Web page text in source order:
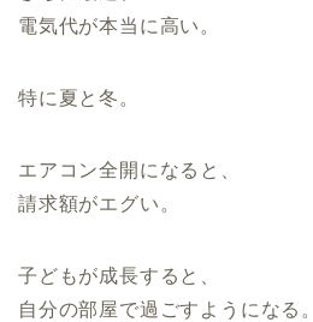
電気代が本当に高い。
特に夏と冬。
エアコン全開になると、
請求額がエグい。
子どもが成長すると、
自分の部屋で過ごすようになる。